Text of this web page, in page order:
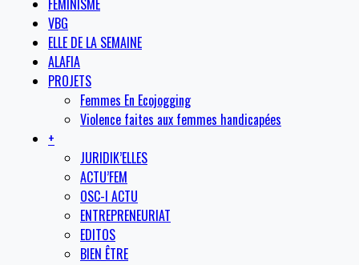
FÉMINISME
VBG
ELLE DE LA SEMAINE
ALAFIA
PROJETS
Femmes En Ecojogging
Violence faites aux femmes handicapées
+
JURIDIK’ELLES
ACTU’FEM
OSC-I ACTU
ENTREPRENEURIAT
EDITOS
BIEN ÊTRE